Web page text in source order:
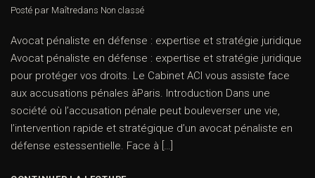
Posté par Maîtredans Non classé
Avocat pénaliste en défense : expertise et stratégie juridique
Avocat pénaliste en défense : expertise et stratégie juridique
pour protéger vos droits. Le Cabinet ACI vous assiste face
aux accusations pénales àParis. Introduction Dans une
société où l’accusation pénale peut bouleverser une vie,
l’intervention rapide et stratégique d’un avocat pénaliste en
défense estessentielle. Face à […]